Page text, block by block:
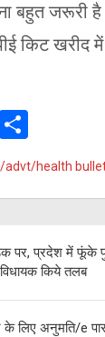
बहुत जरूरी
किट
W
h
h
ar
health
पर, प्रदेश में फूंके
किये तलब
लिए अनुमति/e